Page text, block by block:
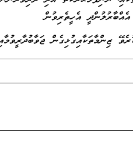
އެހީތެރިވުން